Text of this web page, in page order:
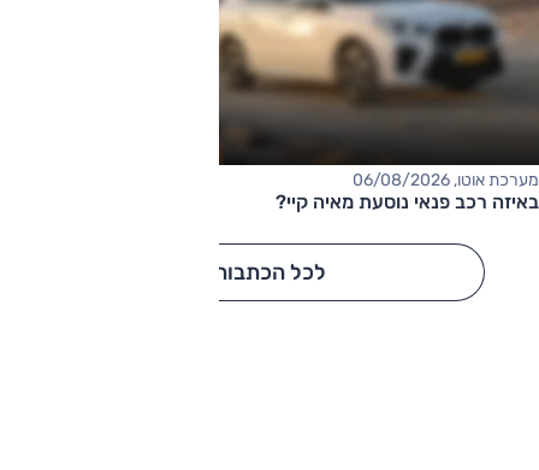
מערכת אוטו, 06/08/2026
באיזה רכב פנאי נוסעת מאיה קיי?
לכל הכתבות